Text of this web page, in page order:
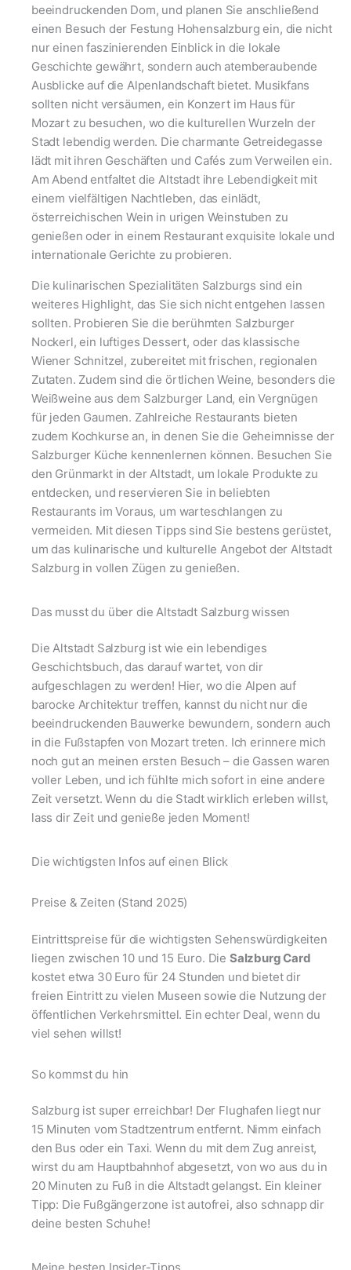
beeindruckenden Dom, und planen Sie anschließend
einen Besuch der Festung Hohensalzburg ein, die nicht
nur einen faszinierenden Einblick in die lokale
Geschichte gewährt, sondern auch atemberaubende
Ausblicke auf die Alpenlandschaft bietet. Musikfans
sollten nicht versäumen, ein Konzert im Haus für
Mozart zu besuchen, wo die kulturellen Wurzeln der
Stadt lebendig werden. Die charmante Getreidegasse
lädt mit ihren Geschäften und Cafés zum Verweilen ein.
Am Abend entfaltet die Altstadt ihre Lebendigkeit mit
einem vielfältigen Nachtleben, das einlädt,
österreichischen Wein in urigen Weinstuben zu
genießen oder in einem Restaurant exquisite lokale und
internationale Gerichte zu probieren.
Die kulinarischen Spezialitäten Salzburgs sind ein
weiteres Highlight, das Sie sich nicht entgehen lassen
sollten. Probieren Sie die berühmten Salzburger
Nockerl, ein luftiges Dessert, oder das klassische
Wiener Schnitzel, zubereitet mit frischen, regionalen
Zutaten. Zudem sind die örtlichen Weine, besonders die
Weißweine aus dem Salzburger Land, ein Vergnügen
für jeden Gaumen. Zahlreiche Restaurants bieten
zudem Kochkurse an, in denen Sie die Geheimnisse der
Salzburger Küche kennenlernen können. Besuchen Sie
den Grünmarkt in der Altstadt, um lokale Produkte zu
entdecken, und reservieren Sie in beliebten
Restaurants im Voraus, um warteschlangen zu
vermeiden. Mit diesen Tipps sind Sie bestens gerüstet,
um das kulinarische und kulturelle Angebot der Altstadt
Salzburg in vollen Zügen zu genießen.
Das musst du über die Altstadt Salzburg wissen
Die Altstadt Salzburg ist wie ein lebendiges
Geschichtsbuch, das darauf wartet, von dir
aufgeschlagen zu werden! Hier, wo die Alpen auf
barocke Architektur treffen, kannst du nicht nur die
beeindruckenden Bauwerke bewundern, sondern auch
in die Fußstapfen von Mozart treten. Ich erinnere mich
noch gut an meinen ersten Besuch – die Gassen waren
voller Leben, und ich fühlte mich sofort in eine andere
Zeit versetzt. Wenn du die Stadt wirklich erleben willst,
lass dir Zeit und genieße jeden Moment!
Die wichtigsten Infos auf einen Blick
Preise & Zeiten (Stand 2025)
Eintrittspreise für die wichtigsten Sehenswürdigkeiten
liegen zwischen 10 und 15 Euro. Die Salzburg Card
kostet etwa 30 Euro für 24 Stunden und bietet dir
freien Eintritt zu vielen Museen sowie die Nutzung der
öffentlichen Verkehrsmittel. Ein echter Deal, wenn du
viel sehen willst!
So kommst du hin
Salzburg ist super erreichbar! Der Flughafen liegt nur
15 Minuten vom Stadtzentrum entfernt. Nimm einfach
den Bus oder ein Taxi. Wenn du mit dem Zug anreist,
wirst du am Hauptbahnhof abgesetzt, von wo aus du in
20 Minuten zu Fuß in die Altstadt gelangst. Ein kleiner
Tipp: Die Fußgängerzone ist autofrei, also schnapp dir
deine besten Schuhe!